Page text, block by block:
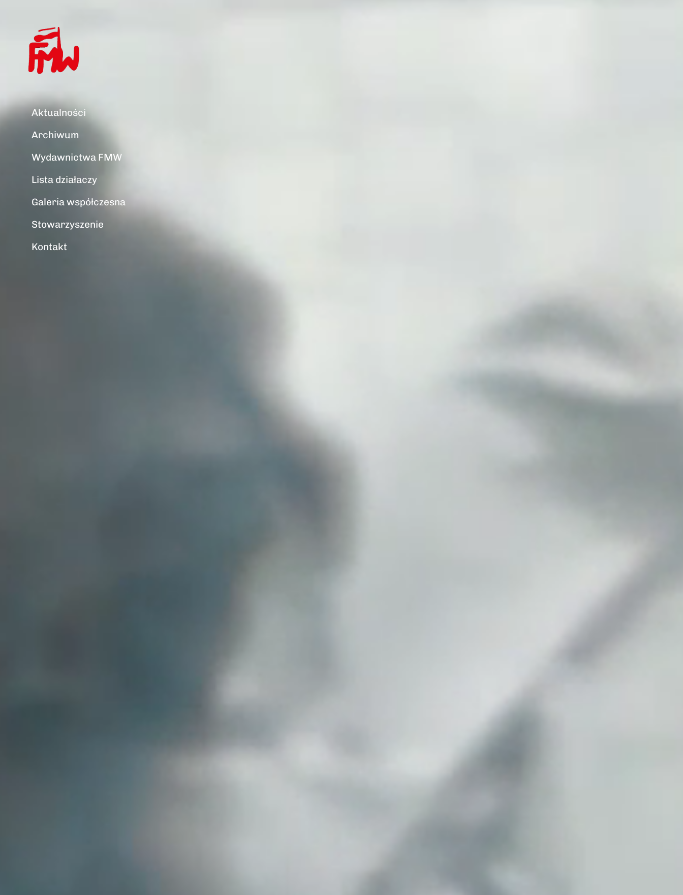
Aktualności
Archiwum
Wydawnictwa FMW
Lista działaczy
Galeria współczesna
Stowarzyszenie
Kontakt